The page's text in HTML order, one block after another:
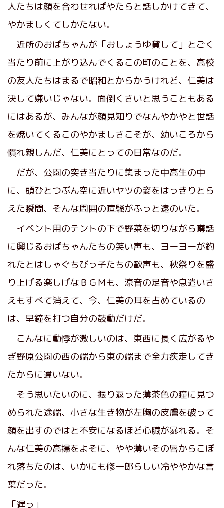
人たちは顔を合わせればやたらと話しかけてきて、
やかましくてしかたない。
近所のおばちゃんが「おしょうゆ貸して」とごく
当たり前に上がり込んでくるこの町のことを、高校
の友人たちはまるで昭和とからかうけれど、仁美は
決して嫌いじゃない。面倒くさいと思うこともある
にはあるが、みんなが顔見知りでなんやかやと世話
を焼いてくるこのやかましさこそが、幼いころから
慣れ親しんだ、仁美にとっての日常なのだ。
だが、公園の突き当たりに集まった中高生の中
に、頭ひとつぶん空に近いヤツの姿をはっきりとら
えた瞬間、そんな周囲の喧騒がふっと遠のいた。
イベント用のテントの下で野菜を切りながら噂話
に興じるおばちゃんたちの笑い声も、ヨーヨーが釣
れたとはしゃぐちびっ子たちの歓声も、秋祭りを盛
り上げる楽しげなＢＧＭも、涼音の足音や息遣いさ
えもすべて消えて、今、仁美の耳を占めているの
は、早鐘を打つ自分の鼓動だけだ。
こんなに動悸が激しいのは、東西に長く広がるや
ぎ野原公園の西の端から東の端まで全力疾走してき
たからに違いない。
そう思いたいのに、振り返った薄茶色の瞳に見つ
められた途端、小さな生き物が左胸の皮膚を破って
顔を出すのではと不安になるほど心臓が暴れる。そ
んな仁美の高揚をよそに、やや薄いその唇からこぼ
れ落ちたのは、いかにも修一郎らしい冷ややかな言
葉だった。
「遅っ」